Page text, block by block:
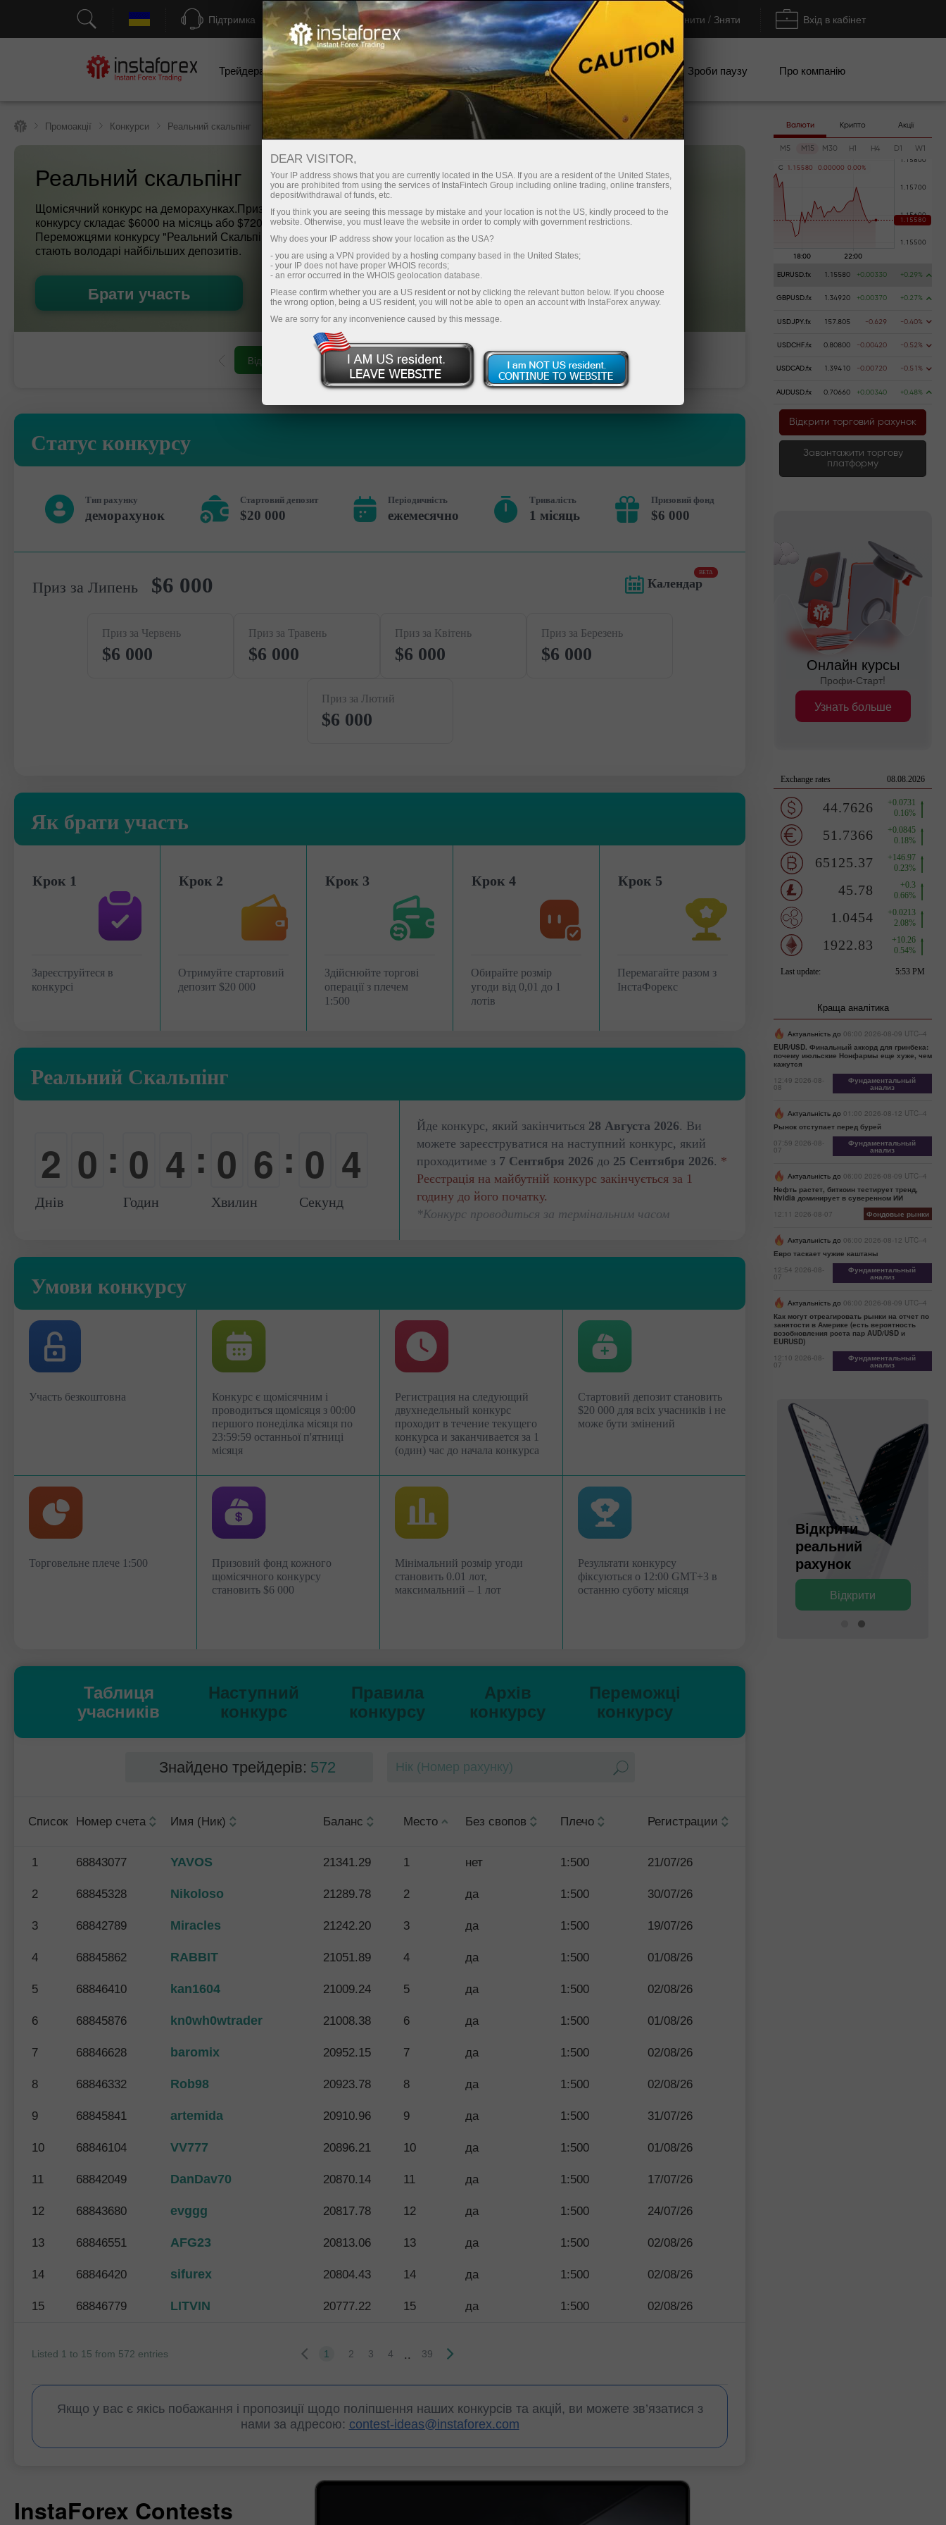
Підтримка Швидке відкриття рахунку Торгова платформа Поповнити / Зняти Вхід в кабінет
Трейдерам Початківцям Інвесторам Партнерам Промоакції Зроби паузу Про компанію
Промоакції Конкурси Реальний скальпінг
Реальний скальпінг
Щомісячний конкурс на деморахунках.Призовий фонд
конкурсу складає $6000 на місяць або $72000 на рік.
Переможцями конкурсу "Реальний Скальпінг ІнстаФорекс"
стають володарі найбільших депозитів.
Брати участь
Відкрити демо-рахунок
Статус конкурсу
Тип рахунку
деморахунок
Стартовий депозит
$20 000
Періодичність
ежемесячно
Тривалість
1 місяць
Призовий фонд
$6 000
Приз за Липень $6 000 Календар
BETA
Приз за Червень
$6 000
Приз за Травень
$6 000
Приз за Квітень
$6 000
Приз за Березень
$6 000
Приз за Лютий
$6 000
Як брати участь
Крок 1
Зареєструйтеся в
конкурсі
Крок 2
Отримуйте стартовий
депозит $20 000
Крок 3
Здійснюйте торгові
операції з плечем
1:500
Крок 4
Обирайте розмір
угоди від 0,01 до 1
лотів
Крок 5
Перемагайте разом з
ІнстаФорекс
Реальний Скальпінг
2
0
0 : 0
-
4 : 0
-
6
0
: 0
-
3
4
Днів Годин Хвилин Секунд
Йде конкурс, який закінчиться 28 Августа 2026. Ви
можете зареєструватися на наступний конкурс, який
проходитиме з 7 Сентября 2026 до 25 Сентября 2026. *
Реєстрація на майбутній конкурс закінчується за 1
годину до його початку.
*Конкурс проводиться за термінальним часом
Умови конкурсу
Участь безкоштовна
Конкурс є щомісячним і
проводиться щомісяця з 00:00
першого понеділка місяця по
23:59:59 останньої п'ятниці
місяця
Регистрация на следующий
двухнедельный конкурс
проходит в течение текущего
конкурса и заканчивается за 1
(один) час до начала конкурса
Стартовий депозит становить
$20 000 для всіх учасників і не
може бути змінений
Торговельне плече 1:500
Призовий фонд кожного
щомісячного конкурсу
становить $6 000
Мінімальний розмір угоди
становить 0.01 лот,
максимальний – 1 лот
Результати конкурсу
фіксуються о 12:00 GMT+3 в
останню суботу місяця
Таблиця
учасників
Наступний
конкурс
Правила
конкурсу
Архів
конкурсу
Переможці
конкурсу
Знайдено трейдерів: 572
Список Номер счета Имя (Ник) Баланс Место Без свопов Плечо Регистрации
1 68843077 YAVOS 21341.29 1 нет 1:500 21/07/26
2 68845328 Nikoloso 21289.78 2 да 1:500 30/07/26
3 68842789 Miracles 21242.20 3 да 1:500 19/07/26
4 68845862 RABBIT 21051.89 4 да 1:500 01/08/26
5 68846410 kan1604 21009.24 5 да 1:500 02/08/26
6 68845876 kn0wh0wtrader 21008.38 6 да 1:500 01/08/26
7 68846628 baromix 20952.15 7 да 1:500 02/08/26
8 68846332 Rob98 20923.78 8 да 1:500 02/08/26
9 68845841 artemida 20910.96 9 да 1:500 31/07/26
10 68846104 VV777 20896.21 10 да 1:500 01/08/26
11 68842049 DanDav70 20870.14 11 да 1:500 17/07/26
12 68843680 evggg 20817.78 12 да 1:500 24/07/26
13 68846551 AFG23 20813.06 13 да 1:500 02/08/26
14 68846420 sifurex 20804.43 14 да 1:500 02/08/26
15 68846779 LITVIN 20777.22 15 да 1:500 02/08/26
Listed 1 to 15 from 572 entries 1 2 3 4 .. 39
Якщо у вас є якісь побажання і пропозиції щодо поліпшення наших конкурсів та акцій, ви можете зв’язатися з
нами за адресою: contest-ideas@instaforex.com
InstaForex Contests
Валюти Крипто Акції
M5 M15 M30 H1 H4 D1 W1
C 1 . 1 5580 0 .00000 0 .00%
EURUSD.fx 1.15580 +0.00330 +0.29%
GBPUSD.fx 1.34920 +0.00370 +0.27%
USDJPY.fx 157.805 -0.629 -0.40%
USDCHF.fx 0.80800 -0.00420 -0.52%
USDCAD.fx 1.39410 -0.00720 -0.51%
AUDUSD.fx 0.70660 +0.00340 +0.48%
Відкрити торговий рахунок
Завантажити торгову
платформу
Онлайн курсы
Профи-Старт!
Узнать больше
Краща аналітика
Актуальність до 06:00 2026-08-09 UTC--4
EUR/USD. Финальный аккорд для гринбека:
почему июльские Нонфармы еще хуже, чем
кажутся
12:49 2026-08-
08
Фундаментальный
анализ
Актуальність до 01:00 2026-08-12 UTC--4
Рынок отступает перед бурей
07:59 2026-08-
07
Фундаментальный
анализ
Актуальність до 06:00 2026-08-09 UTC--4
Нефть растет, биткоин тестирует тренд,
Nvidia доминирует в суверенном ИИ
12:11 2026-08-07
Фондовые рынки
Актуальність до 06:00 2026-08-12 UTC--4
Евро таскает чужие каштаны
12:54 2026-08-
07
Фундаментальный
анализ
Актуальність до 06:00 2026-08-09 UTC--4
Как могут отреагировать рынки на отчет по
занятости в Америке (есть вероятность
возобновления роста пар AUD/USD и
EURUSD)
12:10 2026-08-
07
Фундаментальный
анализ
деморахунок
Відкрити
рахунок
деморахунок
Відкрити
Відкрити
реальний
рахунок
Відкрити
DEAR VISITOR,
Your IP address shows that you are currently located in the USA. If you are a resident of the United States,
you are prohibited from using the services of InstaFintech Group including online trading, online transfers,
deposit/withdrawal of funds, etc.
If you think you are seeing this message by mistake and your location is not the US, kindly proceed to the
website. Otherwise, you must leave the website in order to comply with government restrictions.
Why does your IP address show your location as the USA?
- you are using a VPN provided by a hosting company based in the United States;
- your IP does not have proper WHOIS records;
- an error occurred in the WHOIS geolocation database.
Please confirm whether you are a US resident or not by clicking the relevant button below. If you choose
the wrong option, being a US resident, you will not be able to open an account with InstaForex anyway.
We are sorry for any inconvenience caused by this message.